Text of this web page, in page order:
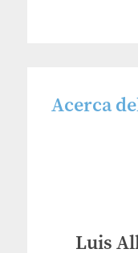
Acerca
Luis